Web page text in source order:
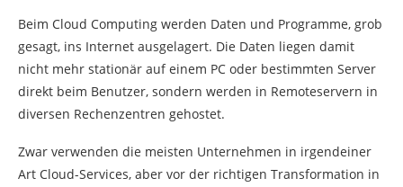
Beim Cloud Computing werden Daten und Programme, grob
gesagt, ins Internet ausgelagert. Die Daten liegen damit
nicht mehr stationär auf einem PC oder bestimmten Server
direkt beim Benutzer, sondern werden in Remoteservern in
diversen Rechenzentren gehostet.
Zwar verwenden die meisten Unternehmen in irgendeiner
Art Cloud-Services, aber vor der richtigen Transformation in